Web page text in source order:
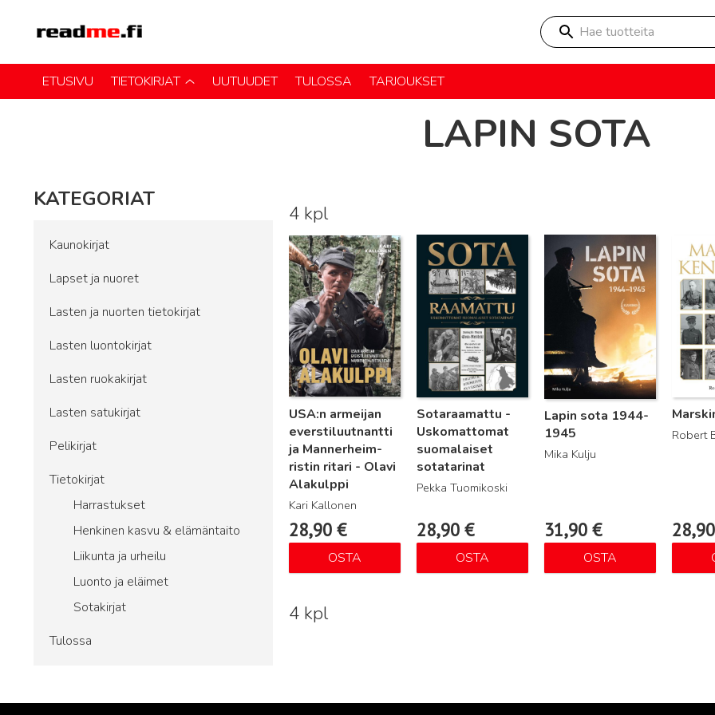
Hae tuotteita
ETUSIVU TIETOKIRJAT UUTUUDET TULOSSA TARJOUKSET
LAPIN SOTA
KATEGORIAT
Kaunokirjat
Lapset ja nuoret
Lasten ja nuorten tietokirjat
Lasten luontokirjat
Lasten ruokakirjat
Lasten satukirjat
Pelikirjat
Tietokirjat
Harrastukset
Henkinen kasvu & elämäntaito
Liikunta ja urheilu
Luonto ja eläimet
Sotakirjat
Tulossa
4 kpl
USA:n armeijan
everstiluutnantti
ja Mannerheim-
ristin ritari - Olavi
Alakulppi
Kari Kallonen
28,90 €
OSTA
Lue lisää
Sotaraamattu -
Uskomattomat
suomalaiset
sotatarinat
Pekka Tuomikoski
28,90 €
OSTA
Lue lisää
Lapin sota 1944-
1945
Mika Kulju
31,90 €
OSTA
Lue lisää
Robert
28,90
Lue
4 kpl